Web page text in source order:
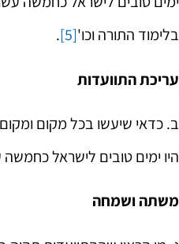
בלימוד התורה וכו'[5]
.
עריכת התוועדות
‏ב. כדאי שיעשו בכל מקום
היו ימים טובים לישראל
משתה ושמחה